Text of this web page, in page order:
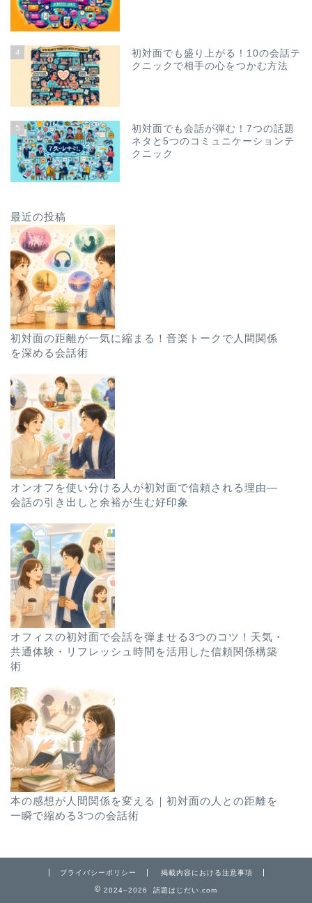
4
初対面でも盛り上がる！10の会話テ
クニックで相手の心をつかむ方法
5
初対面でも会話が弾む！7つの話題
ネタと5つのコミュニケーションテ
クニック
最近の投稿
初対面の距離が一気に縮まる！音楽トークで人間関係
を深める会話術
オンオフを使い分ける人が初対面で信頼される理由—
会話の引き出しと余裕が生む好印象
オフィスの初対面で会話を弾ませる3つのコツ！天気・
共通体験・リフレッシュ時間を活用した信頼関係構築
術
本の感想が人間関係を変える｜初対面の人との距離を
一瞬で縮める3つの会話術
プライバシーポリシー 掲載内容における注意事項
2024–2026 話題はじだい.com